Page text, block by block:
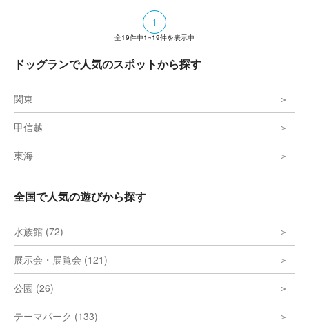
1
全19件中1~19件を表示中
ドッグランで人気のスポットから探す
関東
甲信越
東海
全国で人気の遊びから探す
水族館 (72)
展示会・展覧会 (121)
公園 (26)
テーマパーク (133)